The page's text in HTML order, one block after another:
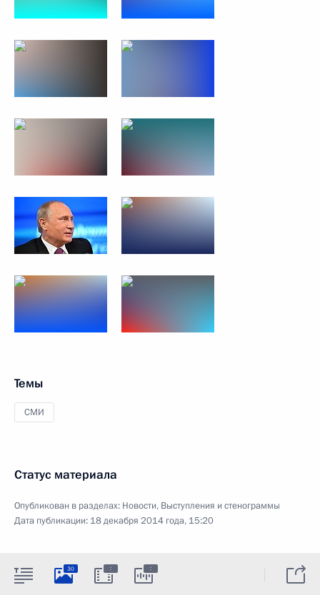
Темы
СМИ
Статус материала
Опубликован в разделах: Новости, Выступления и стенограммы
Дата публикации: 18 декабря 2014 года, 15:20
30 : :